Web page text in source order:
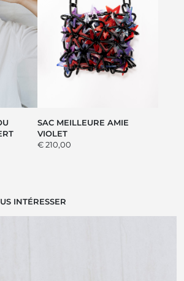
SAC MEILLEURE AMIE
VIOLET
€ 210,00
INTÉRESSER